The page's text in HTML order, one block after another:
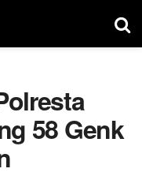
58 Genk